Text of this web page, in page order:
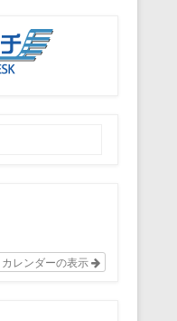
カレンダーの表示